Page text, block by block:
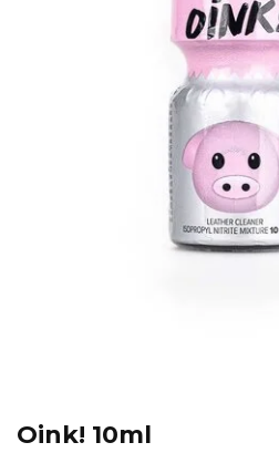
Oink! 10ml